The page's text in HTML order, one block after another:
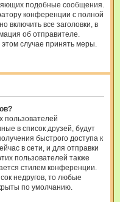
подобные сообщения.
конференции с полной
включить все заголовки, в
об отправителе.
случае принять меры.
пользователей
в список друзей, будут
быстрого доступа к
в сети, и для отправки
пользователей также
стилем конференции.
недругов, то любые
по умолчанию.